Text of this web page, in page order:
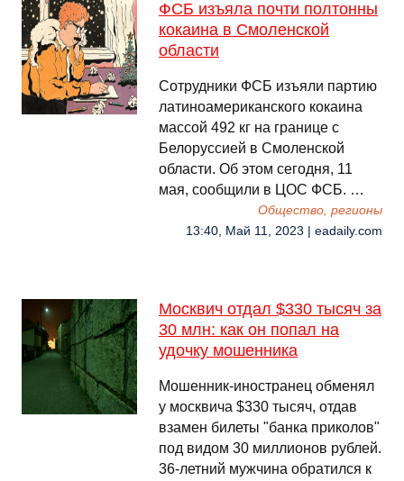
ФСБ изъяла почти полтонны
кокаина в Смоленской
области
Сотрудники ФСБ изъяли партию
латиноамериканского кокаина
массой 492 кг на границе с
Белоруссией в Смоленской
области. Об этом сегодня, 11
мая, сообщили в ЦОС ФСБ. …
Общество, регионы
13:40, Май 11, 2023 | eadaily.com
Москвич отдал $330 тысяч за
30 млн: как он попал на
удочку мошенника
Мошенник-иностранец обменял
у москвича $330 тысяч, отдав
взамен билеты "банка приколов"
под видом 30 миллионов рублей.
36-летний мужчина обратился к